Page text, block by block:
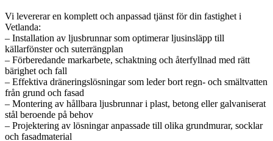
Vi levererar en komplett och anpassad tjänst för din fastighet i
Vetlanda:
– Installation av ljusbrunnar som optimerar ljusinsläpp till
källarfönster och suterrängplan
– Förberedande markarbete, schaktning och återfyllnad med rätt
bärighet och fall
– Effektiva dräneringslösningar som leder bort regn- och smältvatten
från grund och fasad
– Montering av hållbara ljusbrunnar i plast, betong eller galvaniserat
stål beroende på behov
– Projektering av lösningar anpassade till olika grundmurar, socklar
och fasadmaterial